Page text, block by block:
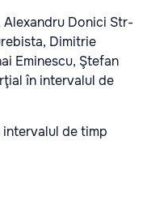
Alexandru Donici Str-
Dimitrie
Eminescu, Ştefan
în intervalul de
intervalul de timp